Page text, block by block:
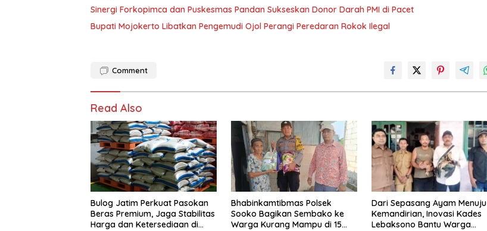
Sinergi Forkopimca dan Puskesmas Pandan Sukseskan Donor Darah PMI di Pacet
Bupati Mojokerto Libatkan Pengemudi Ojol Perangi Peredaran Rokok Ilegal
Comment
Read Also
Bulog Jatim Perkuat Pasokan
Beras Premium, Jaga Stabilitas
Harga dan Ketersediaan di
Bhabinkamtibmas Polsek
Sooko Bagikan Sembako ke
Warga Kurang Mampu di 15
Dari Sepasang Ayam Menuju
Kemandirian, Inovasi Kades
Lebaksono Bantu Warga